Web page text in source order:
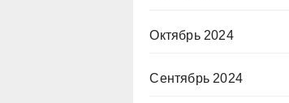
Октябрь 2024
Сентябрь 2024